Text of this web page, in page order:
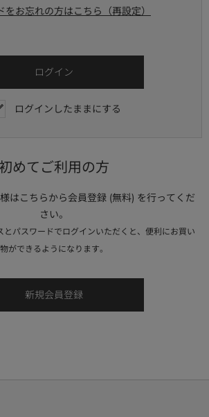
をお忘れの方はこちら（再設定）
ログインしたままにする
めてご利用の方
はこちらから会員登録 (無料) を行ってくだ
さい。
とパスワードでログインいただくと、便利にお買い
物ができるようになります。